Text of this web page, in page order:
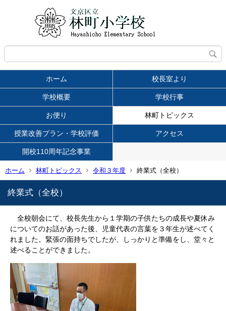
ホーム 校長室より
学校概要 学校行事
お便り 林町トピックス
授業改善プラン・学校評価 アクセス
開校110周年記念事業
ホーム 林町トピックス 令和３年度 終業式（全校）
終業式（全校）
全校朝会にて、校長先生から１学期の子供たちの成長や夏休み
についてのお話があった後、児童代表の言葉を３年生が述べてく
れました。緊張の面持ちでしたが、しっかりと準備をし、堂々と
述べることができました。